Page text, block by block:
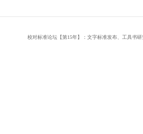
校对标准论坛【第15年】：文字标准发布、工具书研